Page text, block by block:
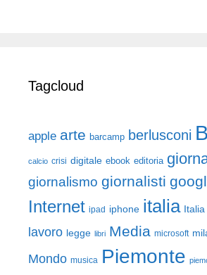
Tagcloud
apple arte barcamp berlusconi
calcio crisi digitale ebook editoria
giornalismo giornalisti
Internet ipad iphone italia Italia
lavoro legge libri Media microsoft
Mondo musica Piemonte